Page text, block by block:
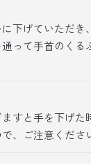
下げていただき
って手首のくる
すと手を下げた
、ご注意くださ